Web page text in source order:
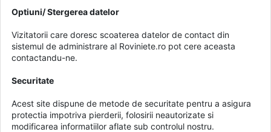
Optiuni/ Stergerea datelor
Vizitatorii care doresc scoaterea datelor de contact din
sistemul de administrare al Roviniete.ro pot cere aceasta
contactandu-ne.
Securitate
Acest site dispune de metode de securitate pentru a asigura
protectia impotriva pierderii, folosirii neautorizate si
modificarea informatiilor aflate sub controlul nostru.